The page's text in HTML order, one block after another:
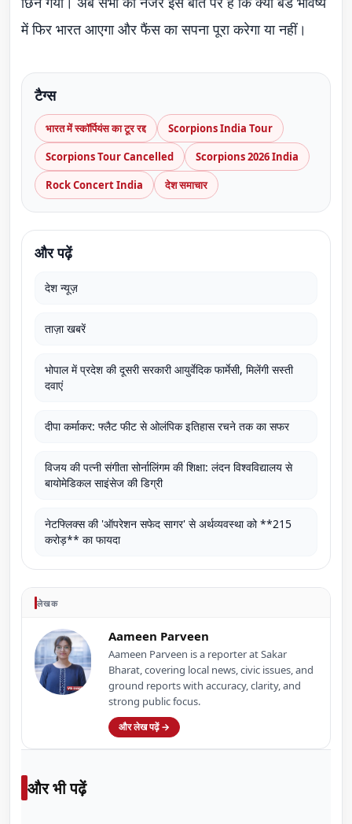
में फिर भारत आएगा और फैंस का सपना पूरा करेगा या नहीं।
टैग्स
भारत में स्कॉर्पियंस का टूर रद्द
Scorpions India Tour
Scorpions Tour Cancelled
Scorpions 2026 India
Rock Concert India
देश समाचार
और पढ़ें
देश न्यूज़
ताज़ा खबरें
भोपाल में प्रदेश की दूसरी सरकारी आयुर्वेदिक फार्मेसी, मिलेंगी सस्ती
दवाएं
दीपा कर्माकर: फ्लैट फीट से ओलंपिक इतिहास रचने तक का सफर
विजय की पत्नी संगीता सोर्नालिंगम की शिक्षा: लंदन विश्वविद्यालय से
बायोमेडिकल साइंसेज की डिग्री
नेटफ्लिक्स की 'ऑपरेशन सफेद सागर' से अर्थव्यवस्था को **215
करोड़** का फायदा
लेखक
Aameen Parveen
Aameen Parveen is a reporter at Sakar
Bharat, covering local news, civic issues, and
ground reports with accuracy, clarity, and
strong public focus.
और लेख पढ़ें →
और भी पढ़ें